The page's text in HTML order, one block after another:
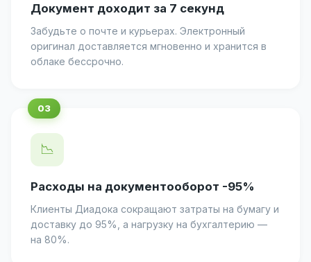
Документ доходит за 7 секунд
Забудьте о почте и курьерах. Электронный
оригинал доставляется мгновенно и хранится в
облаке бессрочно.
📉
Расходы на документооборот -95%
Клиенты Диадока сокращают затраты на бумагу и
доставку до 95%, а нагрузку на бухгалтерию —
на 80%.